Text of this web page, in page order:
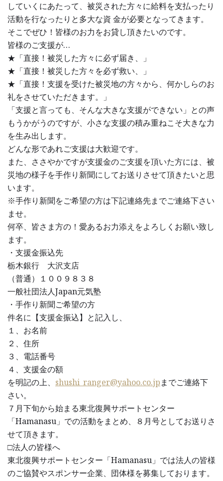
していくにあたって、被災された方々に給料を支払ったり
活動を行なったりと多大な資 金が必要となってきます。
そこでぜひ！皆様のお力をお貸し頂きたいのです。
皆様のご支援が…
★「直接！被災した方々に必ず届き、」
★「直接！被災した方々を必ず救い、」
★「直接！支援を受けた被災地の方々から、何かしらのお
礼をさせていただきます。」
「支援と言っても、そんな大きな支援ができない」との声
もうかがうのですが、小さな支援の積み重ねこそ大きな力
を生み出します。
どんな形であれご支援は大歓迎です。
また、ささやかですが支援金のご支援を頂いた方には、被
災地の様子を手作り新聞にしてお送りさせて頂きたいと思
います。
※手作り新聞をご希望の方は下記連絡先までご連絡下さい
ませ。
何卒、皆さま方の！愛あるお力添えをよろしくお願い致し
ます。
・支援金振込先
栃木銀行 大沢支店
（普通）１００９８３８
一般社団法人Japan元気塾
・手作り新聞ご希望の方
件名に【支援金振込】と記入し、
１、お名前
２、住所
３、電話番号
４、支援金の額
を明記の上、 shushi_ranger@yahoo.co.jpまでご連絡下
さい。
７月下旬から始まる東北復興サポートセンター
「Hamanasu」での活動をまとめ、８月号としてお送りさ
せて頂きます。
□法人の皆様へ
東北復興サポートセンター「Hamanasu」では法人の皆様
のご協賛やスポンサー企業、団体様を募集しております。